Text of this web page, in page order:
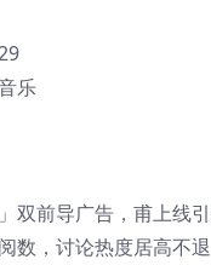
乐
前导广告，甫上线
，讨论热度居高不退